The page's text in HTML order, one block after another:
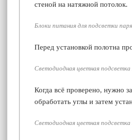
стеной на натяжной потолок.
Блоки питания для подсветки
Перед установкой полотна
Светодиодная цветная
Когда всё проверено, нужно
обработать углы и затем
Светодиодная цветная